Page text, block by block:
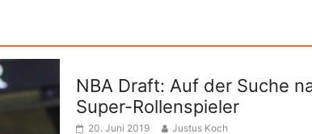
NBA Draft: Auf der Suche
Super-Rollenspieler
20. Juni 2019 Justus Koch